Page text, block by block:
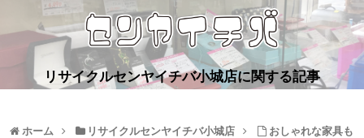
リサイクルセンヤイチバ小城店に関する記事
ホーム リサイクルセンヤイチバ小城店
おしゃれな家具も